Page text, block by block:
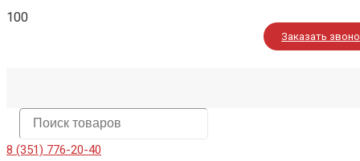
Заказать
8 (351) 776-20-40